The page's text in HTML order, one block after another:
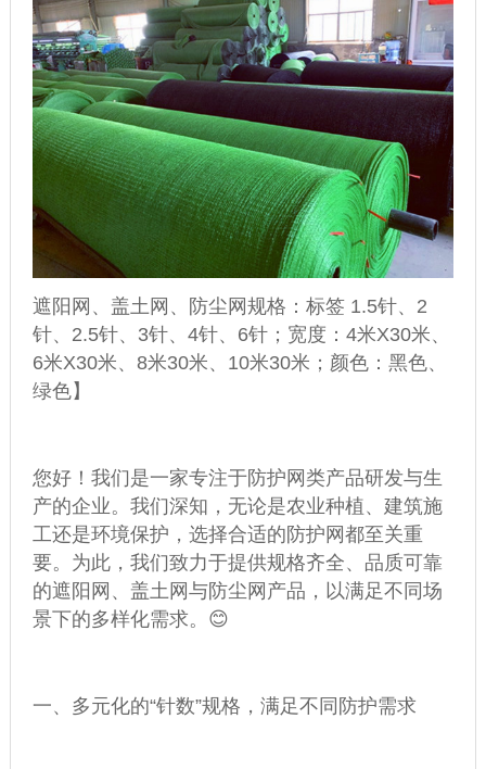
遮阳网、 盖土网 、 防尘网规格：标签 1.5针、2
针、2.5针、3针、4针、6针；宽度：4米X30米、
6米X30米、8米30米、10米30米；颜色：黑色、
绿色】
您好！我们是一家专注于防护网类产品研发与生
产的企业。我们深知，无论是农业种植、建筑施
工还是环境保护，选择合适的防护网都至关重
要。为此，我们致力于提供规格齐全、品质可靠
的遮阳网、 盖土网与防尘网 产品，以满足不同场
景下的多样化需求。😊
一、多元化的“针数”规格，满足不同防护需求